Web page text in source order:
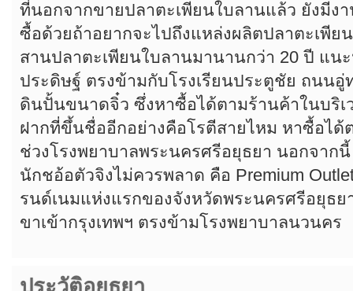
ที่นอกจากขายปลาตะเพียนใบลานแล้ว ยังมีง
ซื้อด้วยถ้าอยากจะไปถึงแหล่งผลิตปลาตะเพี
สานปลาตะเพียนใบลานมานานกว่า 20 ปี แน
ประดิษฐ์ ตรงข้ามกับโรงเรียนประตูชัย ถนน
ดินปั้นขนาดจิ๋ว ซึ่งหาซื้อได้ตามร้านค้าในบริ
ฝากที่ขึ้นชื่ออีกอย่างคือโรตีสายไหม หาซื้อไ
ช่วงโรงพยาบาลพระนครศรีอยุธยา นอกจาก
นักชอ้อตัวจิงไม่ควรพลาด คือ Premium
รนด์เนมแห่งแรกของจังหวัดพระนครศรีอยุธย
ขาเข้ากรุงเทพฯ ตรงข้ามโรงพยาบาลนวนคร